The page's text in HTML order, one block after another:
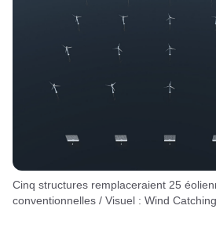
Cinq structures remplaceraient 25 éoliennes offshore
conventionnelles / Visuel : Wind